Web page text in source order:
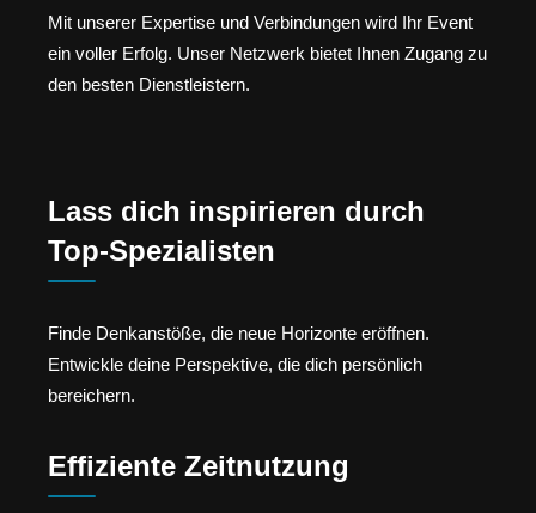
Mit unserer Expertise und Verbindungen wird Ihr Event
ein voller Erfolg. Unser Netzwerk bietet Ihnen Zugang zu
den besten Dienstleistern.
Lass dich inspirieren durch
Top-Spezialisten
Finde Denkanstöße, die neue Horizonte eröffnen.
Entwickle deine Perspektive, die dich persönlich
bereichern.
Effiziente Zeitnutzung